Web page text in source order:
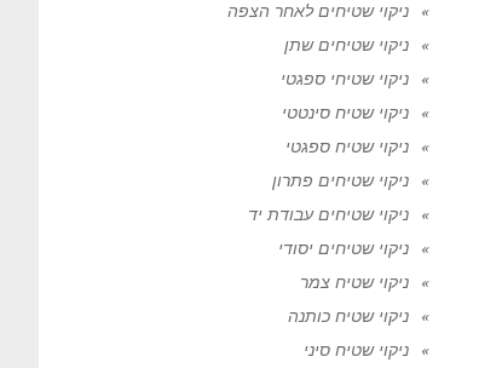
ניקוי שטיחים לאחר הצפה
ניקוי שטיחים שתן
ניקוי שטיחי ספגטי
ניקוי שטיח סינטטי
ניקוי שטיח ספגטי
ניקוי שטיחים פתרון
ניקוי שטיחים עבודת יד
ניקוי שטיחים יסודי
ניקוי שטיח צמר
ניקוי שטיח כותנה
ניקוי שטיח סיני